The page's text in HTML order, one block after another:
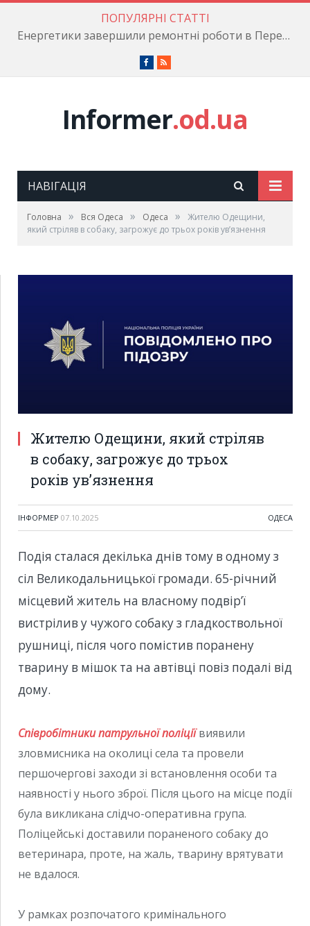
ПОПУЛЯРНІ СТАТТІ
Енергетики завершили ремонтні роботи в Пересипському районі
Facebook
RSS
Informer.od.ua
НАВІГАЦІЯ
Головна » Вся Одеса » Одеса »
Жителю Одещини,
який стріляв в собаку, загрожує до трьох років ув’язнення
Жителю Одещини, який стріляв
в собаку, загрожує до трьох
років ув’язнення
ІНФОРМЕР 07.10.2025 ОДЕСА
Подія сталася декілька днів тому в одному з
сіл Великодальницької громади. 65-річний
місцевий житель на власному подвір’ї
вистрілив у чужого собаку з гладкоствольної
рушниці, після чого помістив поранену
тварину в мішок та на автівці повіз подалі від
дому.
Співробітники патрульної поліції виявили
зловмисника на околиці села та провели
першочергові заходи зі встановлення особи та
наявності у нього зброї. Після цього на місце події
була викликана слідчо-оперативна група.
Поліцейські доставили пораненого собаку до
ветеринара, проте, на жаль, тварину врятувати
не вдалося.
У рамках розпочатого кримінального